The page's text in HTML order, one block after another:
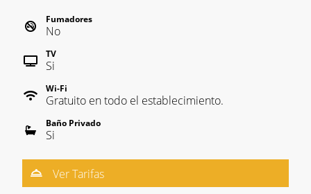
Fumadores
No
TV
Si
Wi-Fi
Gratuito en todo el establecimiento.
Baño Privado
Si
Ver Tarifas